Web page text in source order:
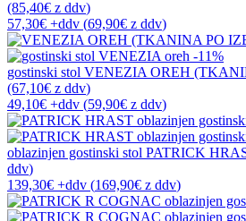
(85,40€ z ddv)
57,30€ +ddv (69,90€ z ddv)
-11%
gostinski stol VENEZIA OREH
(67,10€ z ddv)
49,10€ +ddv (59,90€ z ddv)
oblazinjen gostinski stol PATRICK
ddv)
139,30€ +ddv (169,90€ z ddv)